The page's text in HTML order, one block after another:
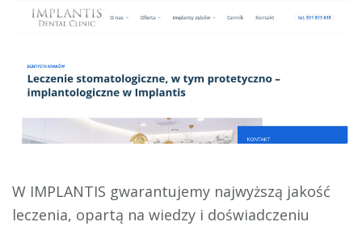
W IMPLANTIS gwarantujemy najwyższą jakość
leczenia, opartą na wiedzy i doświadczeniu